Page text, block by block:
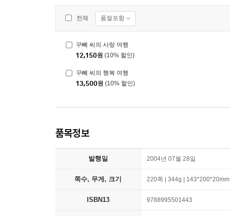
전체 품절포함
꾸뻬 씨의 사랑 여행
12,150원 (10% 할인)
꾸뻬 씨의 행복 여행
13,500원 (10% 할인)
품목정보
발행일 2004년 07월 28일
쪽수, 무게, 크기 220쪽 | 344g | 143*200*20mm
ISBN13 9788995501443